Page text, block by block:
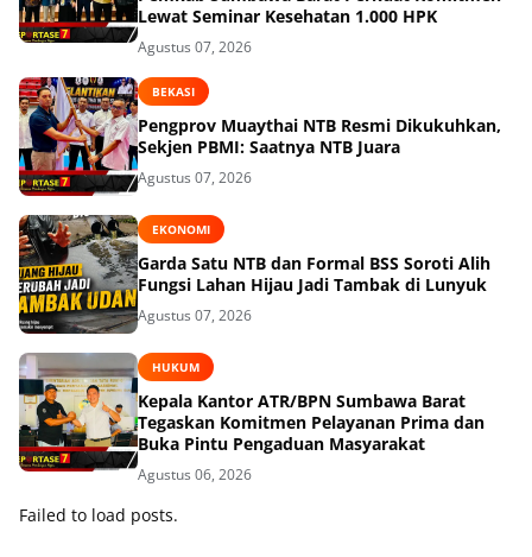
Lewat Seminar Kesehatan 1.000 HPK
Agustus 07, 2026
BEKASI
Pengprov Muaythai NTB Resmi Dikukuhkan,
Sekjen PBMI: Saatnya NTB Juara
Agustus 07, 2026
EKONOMI
Garda Satu NTB dan Formal BSS Soroti Alih
Fungsi Lahan Hijau Jadi Tambak di Lunyuk
Agustus 07, 2026
HUKUM
Kepala Kantor ATR/BPN Sumbawa Barat
Tegaskan Komitmen Pelayanan Prima dan
Buka Pintu Pengaduan Masyarakat
Agustus 06, 2026
Failed to load posts.